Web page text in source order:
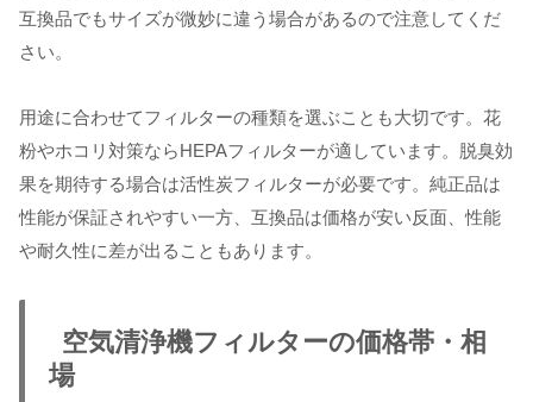
互換品でもサイズが微妙に違う場合があるので注意してくだ
さい。
用途に合わせてフィルターの種類を選ぶことも大切です。花
粉やホコリ対策ならHEPAフィルターが適しています。脱臭効
果を期待する場合は活性炭フィルターが必要です。純正品は
性能が保証されやすい一方、互換品は価格が安い反面、性能
や耐久性に差が出ることもあります。
空気清浄機フィルターの価格帯・相
場